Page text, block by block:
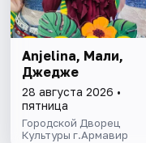
Anjelina, Мали,
Джедже
28 августа 2026 •
пятница
Городской Дворец
Культуры г.Армавир